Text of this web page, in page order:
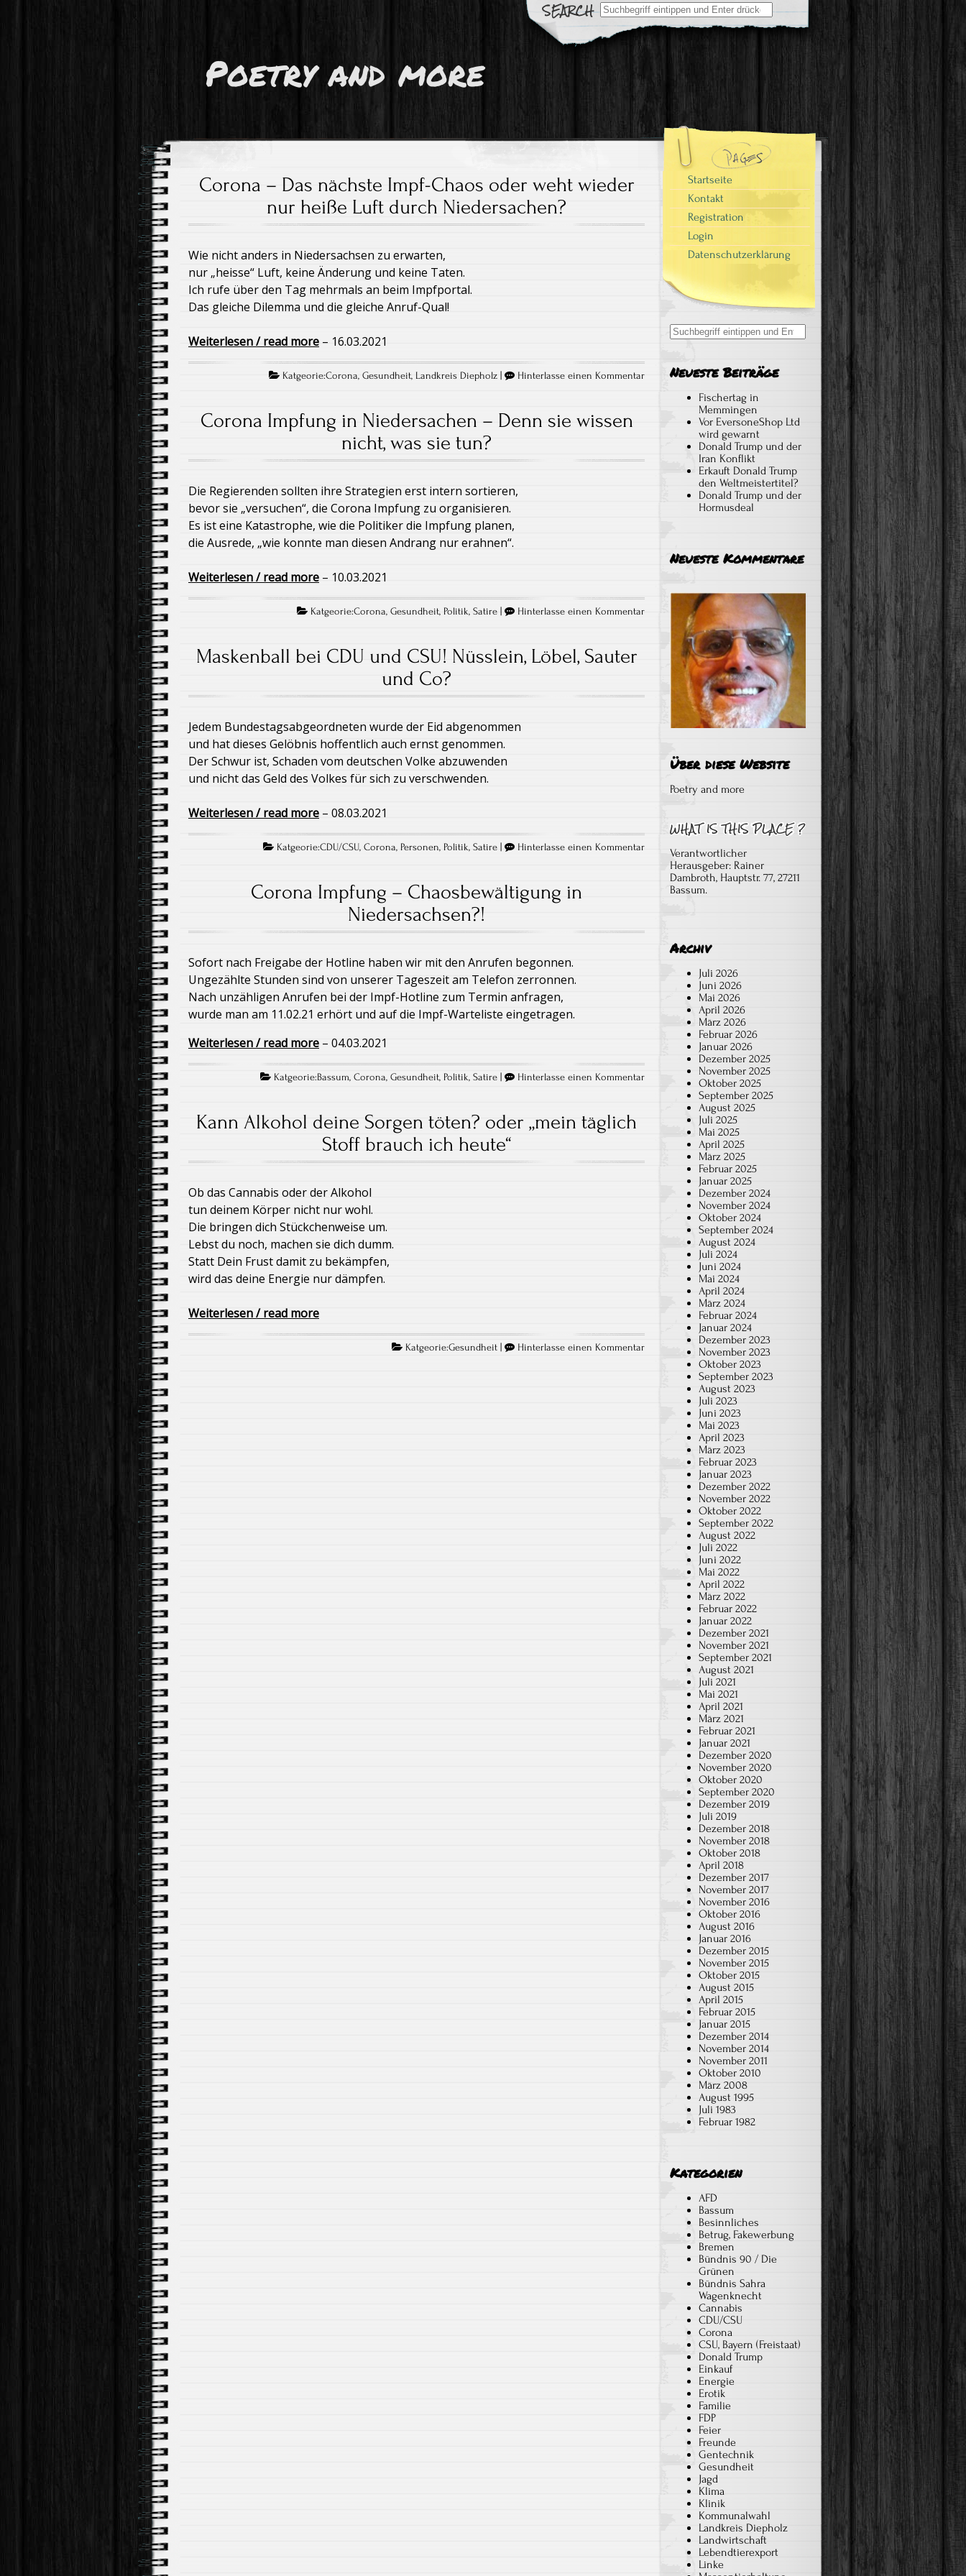
Search
for:
Poetry and more
Corona – Das nächste Impf-Chaos oder weht wieder
nur heiße Luft durch Niedersachen?
Wie nicht anders in Niedersachsen zu erwarten,
nur „heisse“ Luft, keine Änderung und keine Taten.
Ich rufe über den Tag mehrmals an beim Impfportal.
Das gleiche Dilemma und die gleiche Anruf-Qual!
Weiterlesen / read more – 16.03.2021
Katgeorie:Corona,Gesundheit, Landkreis Diepholz | Hinterlasse einen Kommentar
Corona Impfung in Niedersachen – Denn sie wissen
nicht, was sie tun?
Die Regierenden sollten ihre Strategien erst intern sortieren,
bevor sie „versuchen“, die Corona Impfung zu organisieren.
Es ist eine Katastrophe, wie die Politiker die Impfung planen,
die Ausrede, „wie konnte man diesen Andrang nur erahnen“.
Weiterlesen / read more – 10.03.2021
Katgeorie:Corona,Gesundheit, Politik,Satire | Hinterlasse einen Kommentar
Maskenball bei CDU und CSU! Nüsslein, Löbel, Sauter
und Co?
Jedem Bundestagsabgeordneten wurde der Eid abgenommen
und hat dieses Gelöbnis hoffentlich auch ernst genommen.
Der Schwur ist, Schaden vom deutschen Volke abzuwenden
und nicht das Geld des Volkes für sich zu verschwenden.
Weiterlesen / read more – 08.03.2021
Katgeorie:CDU/CSU,Corona, Personen, Politik,Satire | Hinterlasse einen Kommentar
Corona Impfung – Chaosbewältigung in
Niedersachsen?!
Sofort nach Freigabe der Hotline haben wir mit den Anrufen begonnen.
Ungezählte Stunden sind von unserer Tageszeit am Telefon zerronnen.
Nach unzähligen Anrufen bei der Impf-Hotline zum Termin anfragen,
wurde man am 11.02.21 erhört und auf die Impf-Warteliste eingetragen.
Weiterlesen / read more – 04.03.2021
Katgeorie:Bassum,Corona,Gesundheit, Politik,Satire | Hinterlasse einen Kommentar
Kann Alkohol deine Sorgen töten? oder „mein täglich
Stoff brauch ich heute“
Ob das Cannabis oder der Alkohol
tun deinem Körper nicht nur wohl.
Die bringen dich Stückchenweise um.
Lebst du noch, machen sie dich dumm.
Statt Dein Frust damit zu bekämpfen,
wird das deine Energie nur dämpfen.
Weiterlesen / read more
Katgeorie:Gesundheit | Hinterlasse einen Kommentar
Startseite
Kontakt
Registration
Login
Datenschutzerklärung
Search
for:
Neueste Beiträge
Fischertag in
Memmingen
Vor EversoneShop Ltd
wird gewarnt
Donald Trump und der
Iran Konflikt
Erkauft Donald Trump
den Weltmeistertitel?
Donald Trump und der
Hormusdeal
Neueste Kommentare
Über diese Website
Poetry and more
Verantwortlicher
Herausgeber: Rainer
Dambroth, Hauptstr. 77, 27211
Bassum.
Archiv
Juli 2026
Juni 2026
Mai 2026
April 2026
März 2026
Februar 2026
Januar 2026
Dezember 2025
November 2025
Oktober 2025
September 2025
August 2025
Juli 2025
Mai 2025
April 2025
März 2025
Februar 2025
Januar 2025
Dezember 2024
November 2024
Oktober 2024
September 2024
August 2024
Juli 2024
Juni 2024
Mai 2024
April 2024
März 2024
Februar 2024
Januar 2024
Dezember 2023
November 2023
Oktober 2023
September 2023
August 2023
Juli 2023
Juni 2023
Mai 2023
April 2023
März 2023
Februar 2023
Januar 2023
Dezember 2022
November 2022
Oktober 2022
September 2022
August 2022
Juli 2022
Juni 2022
Mai 2022
April 2022
März 2022
Februar 2022
Januar 2022
Dezember 2021
November 2021
September 2021
August 2021
Juli 2021
Mai 2021
April 2021
März 2021
Februar 2021
Januar 2021
Dezember 2020
November 2020
Oktober 2020
September 2020
Dezember 2019
Juli 2019
Dezember 2018
November 2018
Oktober 2018
April 2018
Dezember 2017
November 2017
November 2016
Oktober 2016
August 2016
Januar 2016
Dezember 2015
November 2015
Oktober 2015
August 2015
April 2015
Februar 2015
Januar 2015
Dezember 2014
November 2014
November 2011
Oktober 2010
März 2008
August 1995
Juli 1983
Februar 1982
Kategorien
AFD
Bassum
Besinnliches
Betrug, Fakewerbung
Bremen
Bündnis 90 / Die
Grünen
Bündnis Sahra
Wagenknecht
Cannabis
CDU/CSU
Corona
CSU, Bayern (Freistaat)
Donald Trump
Einkauf
Energie
Erotik
Familie
FDP
Feier
Freunde
Gentechnik
Gesundheit
Jagd
Klima
Klinik
Kommunalwahl
Landkreis Diepholz
Landwirtschaft
Lebendtierexport
Linke